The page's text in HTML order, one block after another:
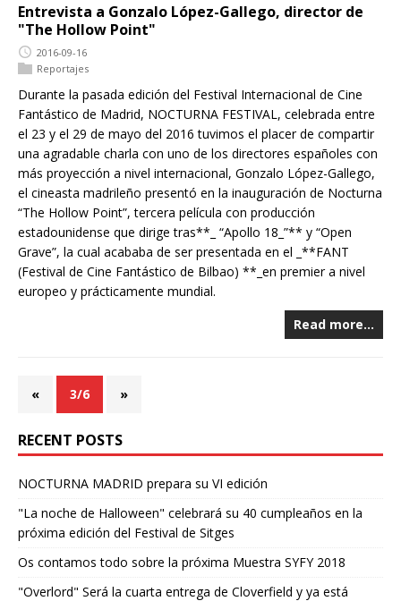
Entrevista a Gonzalo López-Gallego, director de
"The Hollow Point"
2016-09-16
Reportajes
Durante la pasada edición del Festival Internacional de Cine
Fantástico de Madrid, NOCTURNA FESTIVAL, celebrada entre
el 23 y el 29 de mayo del 2016 tuvimos el placer de compartir
una agradable charla con uno de los directores españoles con
más proyección a nivel internacional, Gonzalo López-Gallego,
el cineasta madrileño presentó en la inauguración de Nocturna
“The Hollow Point”, tercera película con producción
estadounidense que dirige tras**_ “Apollo 18_”** y “Open
Grave”, la cual acababa de ser presentada en el _**FANT
(Festival de Cine Fantástico de Bilbao) **_en premier a nivel
europeo y prácticamente mundial.
Read more…
« 3/6 »
RECENT POSTS
NOCTURNA MADRID prepara su VI edición
"La noche de Halloween" celebrará su 40 cumpleaños en la
próxima edición del Festival de Sitges
Os contamos todo sobre la próxima Muestra SYFY 2018
"Overlord" Será la cuarta entrega de Cloverfield y ya está